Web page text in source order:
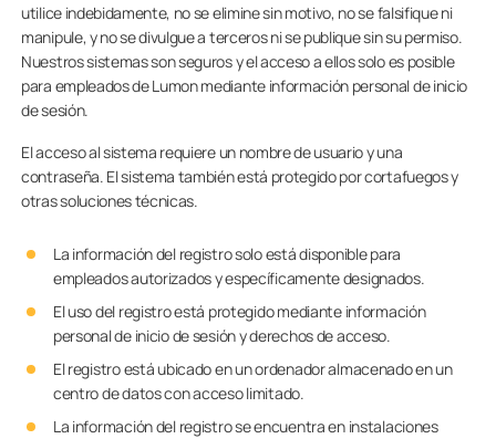
utilice indebidamente, no se elimine sin motivo, no se falsifique ni
manipule, y no se divulgue a terceros ni se publique sin su permiso.
Nuestros sistemas son seguros y el acceso a ellos solo es posible
para empleados de Lumon mediante información personal de inicio
de sesión.
El acceso al sistema requiere un nombre de usuario y una
contraseña. El sistema también está protegido por cortafuegos y
otras soluciones técnicas.
La información del registro solo está disponible para
empleados autorizados y específicamente designados.
El uso del registro está protegido mediante información
personal de inicio de sesión y derechos de acceso.
El registro está ubicado en un ordenador almacenado en un
centro de datos con acceso limitado.
La información del registro se encuentra en instalaciones